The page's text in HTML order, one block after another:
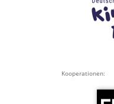
Kooperationen: